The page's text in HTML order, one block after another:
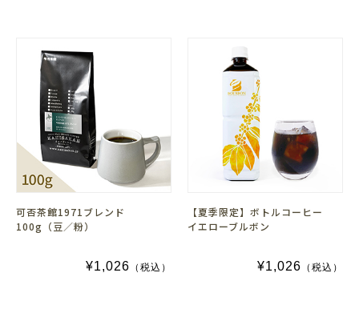
可否茶館1971ブレンド
100g（豆／粉）
¥1,026 （税込）
【夏季限定】ボトルコーヒー
イエローブルボン
¥1,026 （税込）